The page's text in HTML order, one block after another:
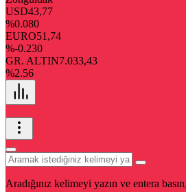
USD43,77
%0.080
EURO51,74
%-0.230
GR. ALTIN7.033,43
%2.56
Aradığınız kelimeyi yazın ve entera